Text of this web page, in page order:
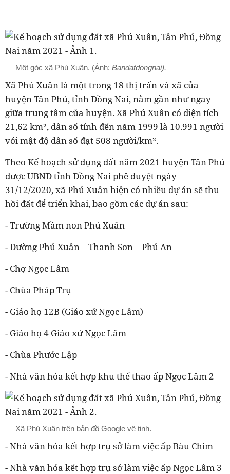
Một góc xã Phú Xuân. (Ảnh: Bandatdongnai).
Xã Phú Xuânlà một trong 18 thị trấn và xã của
huyện Tân Phú, tỉnh Đồng Nai, nằm gần như ngay
giữa trung tâm của huyện. Xã Phú Xuân có diện tích
21,62 km², dân số tính đến năm 1999 là 10.991 người
với mật độ dân số đạt 508 người/km².
Theo Kế hoạch sử dụng đất năm 2021 huyện Tân Phú
được UBND tỉnh Đồng Nai phê duyệt ngày
31/12/2020, xã Phú Xuânhiện có nhiều dự án sẽ thu
hồi đất để triển khai, bao gồm các dự án sau:
- Trường Mầm non Phú Xuân
- Đường Phú Xuân – Thanh Sơn – Phú An
- Chợ Ngọc Lâm
- Chùa Pháp Trụ
- Giáo họ 12B (Giáo xứ Ngọc Lâm)
- Giáo họ 4 Giáo xứ Ngọc Lâm
- Chùa Phước Lập
- Nhà văn hóa kết hợp khu thể thao ấp Ngọc Lâm 2
Xã Phú Xuân trên bản đồ Google vệ tinh.
- Nhà văn hóa kết hợp trụ sở làm việc ấp Bàu Chim
- Nhà văn hóa kết hợp trụ sở làm việc ấp Ngọc Lâm 3